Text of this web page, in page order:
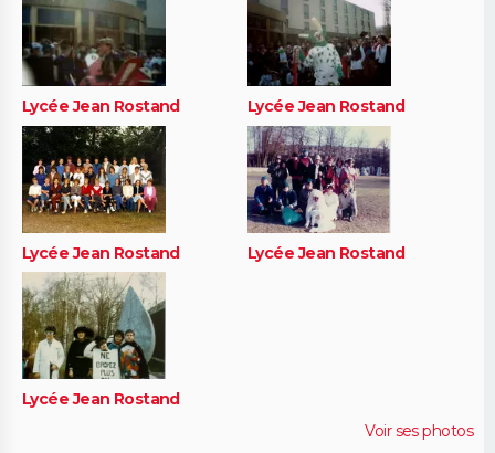
Lycée Jean Rostand Lycée Jean Rostand
Lycée Jean Rostand Lycée Jean Rostand
Lycée Jean Rostand
Voir ses photos